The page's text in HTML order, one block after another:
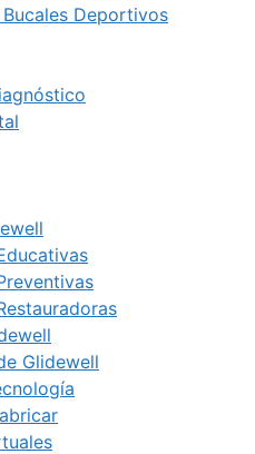
Deportivos
Glidewell